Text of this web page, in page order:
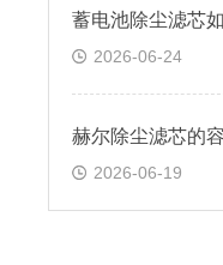
2026-06-24
2026-06-19